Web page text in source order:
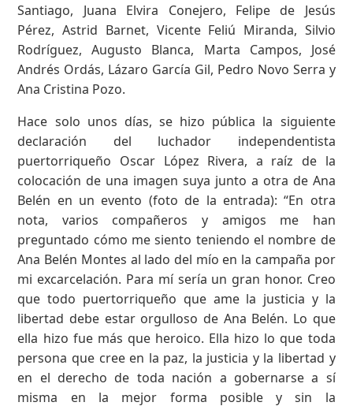
Santiago, Juana Elvira Conejero, Felipe de Jesús
Pérez, Astrid Barnet, Vicente Feliú Miranda, Silvio
Rodríguez, Augusto Blanca, Marta Campos, José
Andrés Ordás, Lázaro García Gil, Pedro Novo Serra y
Ana Cristina Pozo.
Hace solo unos días, se hizo pública la siguiente
declaración del luchador independentista
puertorriqueño Oscar López Rivera, a raíz de la
colocación de una imagen suya junto a otra de Ana
Belén en un evento (foto de la entrada): “En otra
nota, varios compañeros y amigos me han
preguntado cómo me siento teniendo el nombre de
Ana Belén Montes al lado del mío en la campaña por
mi excarcelación. Para mí sería un gran honor. Creo
que todo puertorriqueño que ame la justicia y la
libertad debe estar orgulloso de Ana Belén. Lo que
ella hizo fue más que heroico. Ella hizo lo que toda
persona que cree en la paz, la justicia y la libertad y
en el derecho de toda nación a gobernarse a sí
misma en la mejor forma posible y sin la